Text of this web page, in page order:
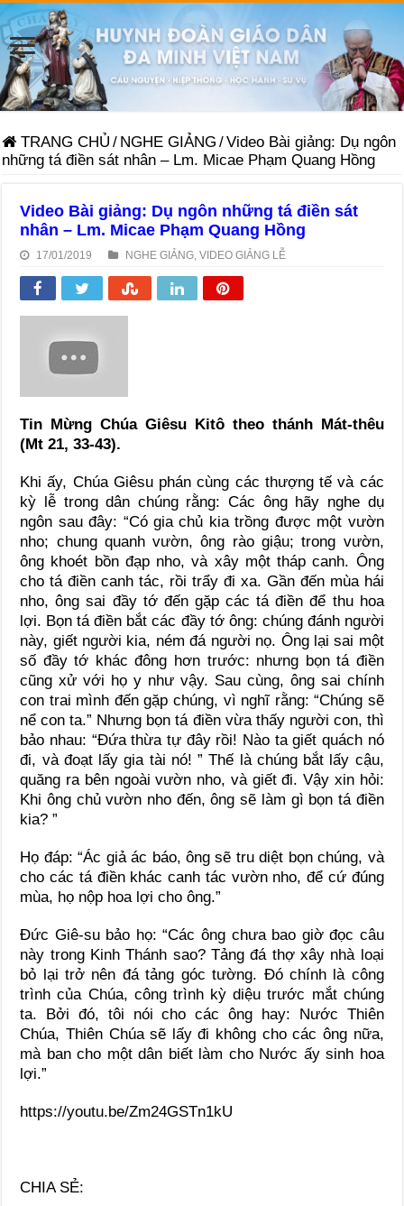
TRANG CHỦ / NGHE GIẢNG /Video Bài giảng: Dụ ngôn
những tá điền sát nhân – Lm. Micae Phạm Quang Hồng
Video Bài giảng: Dụ ngôn những tá điền sát
nhân – Lm. Micae Phạm Quang Hồng
17/01/2019 NGHE GIẢNG ,VIDEO GIẢNG LỄ
Tin Mừng Chúa Giêsu Kitô theo thánh Mát-thêu
(Mt 21, 33-43).
Khi ấy, Chúa Giêsu phán cùng các thượng tế và các
kỳ lễ trong dân chúng rằng: Các ông hãy nghe dụ
ngôn sau đây: “Có gia chủ kia trồng được một vườn
nho; chung quanh vườn, ông rào giậu; trong vườn,
ông khoét bồn đạp nho, và xây một tháp canh. Ông
cho tá điền canh tác, rồi trẩy đi xa. Gần đến mùa hái
nho, ông sai đầy tớ đến gặp các tá điền để thu hoa
lợi. Bọn tá điền bắt các đầy tớ ông: chúng đánh người
này, giết người kia, ném đá người nọ. Ông lại sai một
số đầy tớ khác đông hơn trước: nhưng bọn tá điền
cũng xử với họ y như vậy. Sau cùng, ông sai chính
con trai mình đến gặp chúng, vì nghĩ rằng: “Chúng sẽ
nể con ta.” Nhưng bọn tá điền vừa thấy người con, thì
bảo nhau: “Đứa thừa tự đây rồi! Nào ta giết quách nó
đi, và đoạt lấy gia tài nó! ” Thế là chúng bắt lấy cậu,
quăng ra bên ngoài vườn nho, và giết đi. Vậy xin hỏi:
Khi ông chủ vườn nho đến, ông sẽ làm gì bọn tá điền
kia? ”
Họ đáp: “Ác giả ác báo, ông sẽ tru diệt bọn chúng, và
cho các tá điền khác canh tác vườn nho, để cứ đúng
mùa, họ nộp hoa lợi cho ông.”
Đức Giê-su bảo họ: “Các ông chưa bao giờ đọc câu
này trong Kinh Thánh sao? Tảng đá thợ xây nhà loại
bỏ lại trở nên đá tảng góc tường. Đó chính là công
trình của Chúa, công trình kỳ diệu trước mắt chúng
ta. Bởi đó, tôi nói cho các ông hay: Nước Thiên
Chúa, Thiên Chúa sẽ lấy đi không cho các ông nữa,
mà ban cho một dân biết làm cho Nước ấy sinh hoa
lợi.”
https://youtu.be/Zm24GSTn1kU
CHIA SẺ: